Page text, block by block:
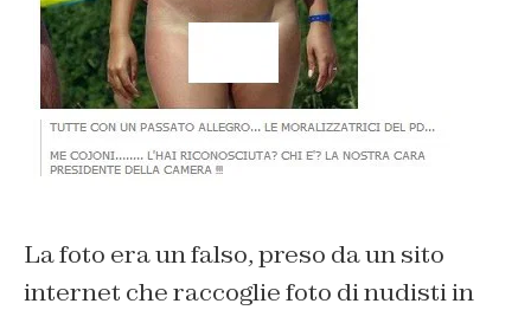
La foto era un falso, preso da un sito
internet che raccoglie foto di nudisti in